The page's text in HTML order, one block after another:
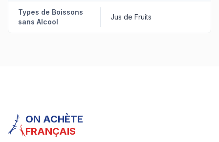
Types de Boissons
sans Alcool
Jus de Fruits
ON ACHÈTE
FRANÇAIS